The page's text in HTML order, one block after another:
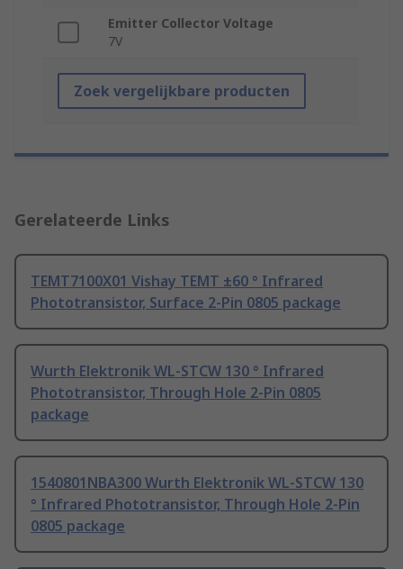
Emitter Collector Voltage
7V
Zoek vergelijkbare producten
Gerelateerde Links
TEMT7100X01 Vishay TEMT ±60 ° Infrared
Phototransistor, Surface 2-Pin 0805 package
Wurth Elektronik WL-STCW 130 ° Infrared
Phototransistor, Through Hole 2-Pin 0805
package
1540801NBA300 Wurth Elektronik WL-STCW 130
° Infrared Phototransistor, Through Hole 2-Pin
0805 package